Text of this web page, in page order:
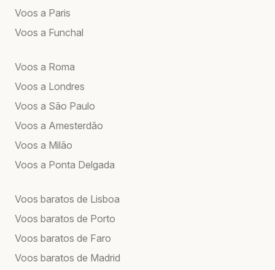
Voos a Paris
Voos a Funchal
Voos a Roma
Voos a Londres
Voos a São Paulo
Voos a Amesterdão
Voos a Milão
Voos a Ponta Delgada
Voos baratos de Lisboa
Voos baratos de Porto
Voos baratos de Faro
Voos baratos de Madrid